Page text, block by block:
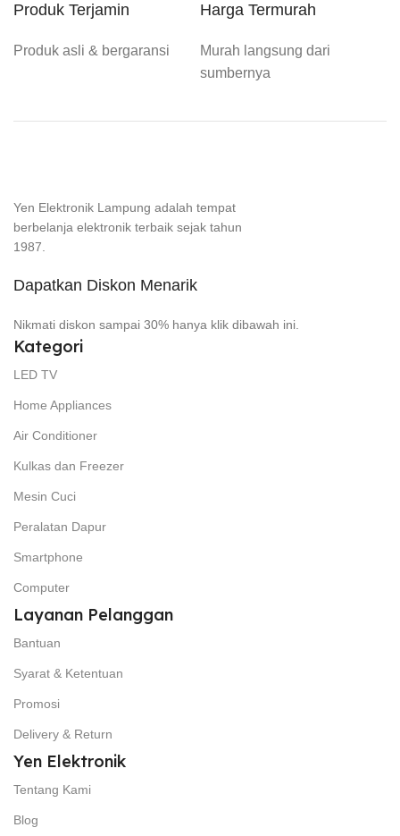
Produk Terjamin
Produk asli & bergaransi
Harga Termurah
Murah langsung dari
sumbernya
Yen Elektronik Lampung adalah tempat
berbelanja elektronik terbaik sejak tahun
1987.
Dapatkan Diskon Menarik
Nikmati diskon sampai 30% hanya klik dibawah ini.
Kategori
LED TV
Home Appliances
Air Conditioner
Kulkas dan Freezer
Mesin Cuci
Peralatan Dapur
Smartphone
Computer
Layanan Pelanggan
Bantuan
Syarat & Ketentuan
Promosi
Delivery & Return
Yen Elektronik
Tentang Kami
Blog